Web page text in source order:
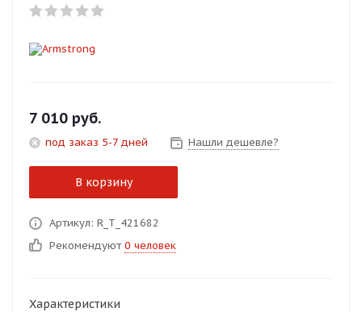
7 010 руб.
под заказ 5-7 дней Нашли дешевле?
В корзину
Артикул: R_T_421682
Рекомендуют 0 человек
Характеристики
Оплачивайте сегодня только
Оставшиеся
% будут
списыватьсяс вашей карты
25%каждые 2 недели